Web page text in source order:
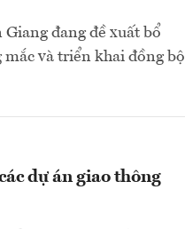
đang đề xuất bổ
mắc và triển khai đồng bộ
dự án giao thông